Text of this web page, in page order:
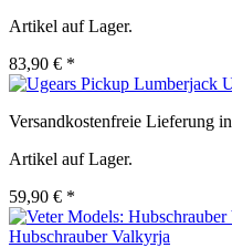
Artikel auf Lager.
83,90 € *
Versandkostenfreie Lieferung
Artikel auf Lager.
59,90 € *
Hubschrauber Valkyrja